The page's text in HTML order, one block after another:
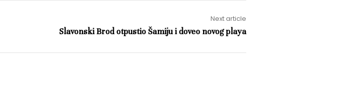
Next article
Slavonski Brod otpustio Šamiju i doveo novog playa